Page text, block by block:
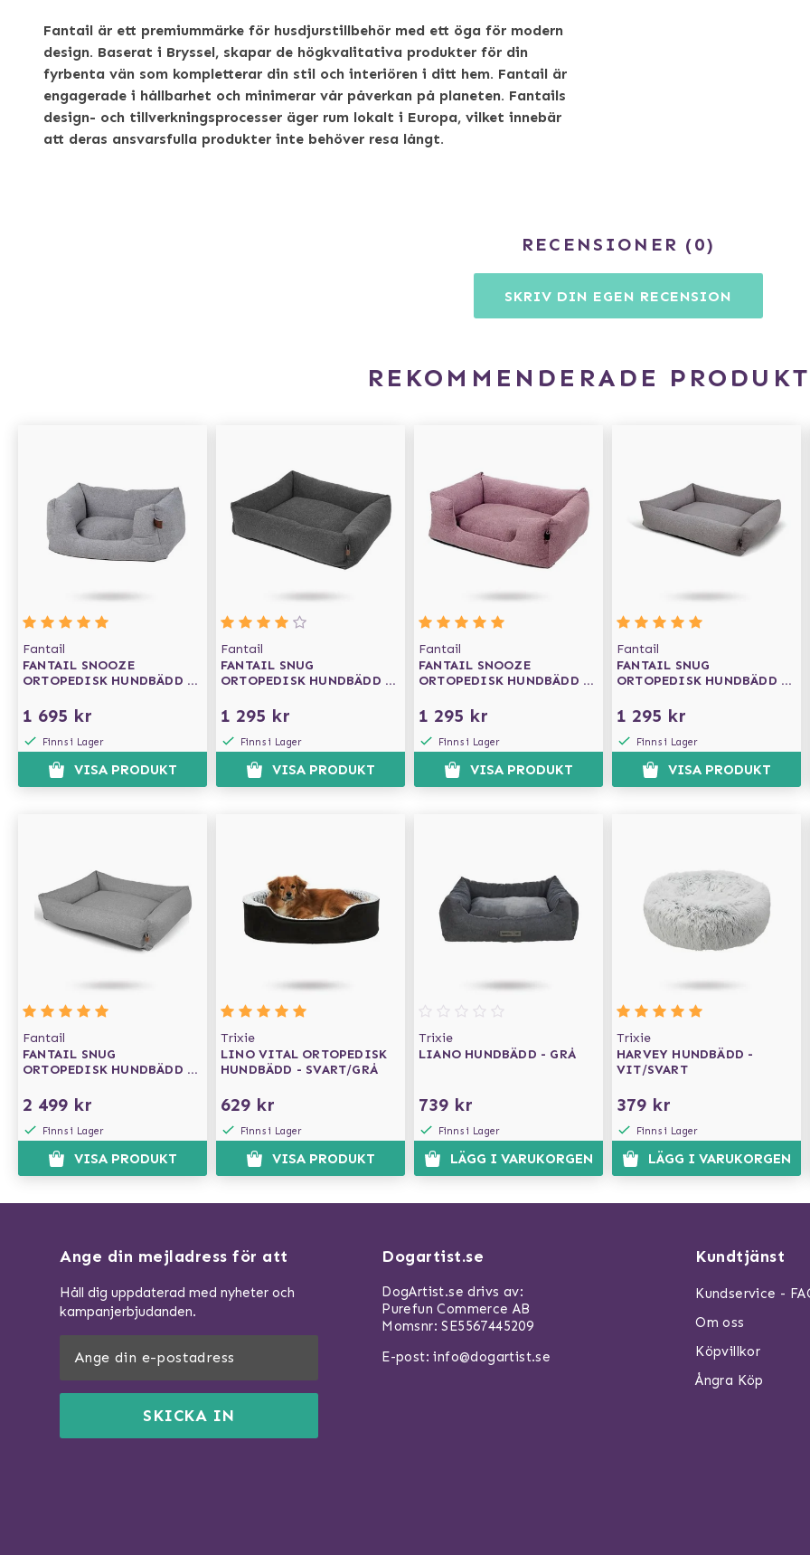
Fantail är ett premiummärke för husdjurstillbehör med ett öga för modern
design. Baserat i Bryssel, skapar de högkvalitativa produkter för din
fyrbenta vän som kompletterar din stil och interiören i ditt hem. Fantail är
engagerade i hållbarhet och minimerar vår påverkan på planeten. Fantails
design- och tillverkningsprocesser äger rum lokalt i Europa, vilket innebär
att deras ansvarsfulla produkter inte behöver resa långt.
RECENSIONER 0
SKRIV DIN EGEN RECENSION
REKOMMENDERADE
Fantail
FANTAIL SNOOZE
ORTOPEDISK HUNDBÄDD -
1 695 kr
Finns i Lager
VISA PRODUKT
Fantail
FANTAIL SNUG
ORTOPEDISK HUNDBÄDD -
1 295 kr
Finns i Lager
VISA PRODUKT
Fantail
FANTAIL SNOOZE
ORTOPEDISK HUNDBÄDD -
1 295 kr
Finns i Lager
VISA PRODUKT
Fantail
FANTAIL SNUG
ORTOPEDISK HUNDBÄDD -
1 295 kr
Finns i Lager
VISA PRODUKT
Fantail
FANTAIL SNUG
ORTOPEDISK HUNDBÄDD -
2 499 kr
Finns i Lager
VISA PRODUKT
Trixie
LINO VITAL ORTOPEDISK
HUNDBÄDD - SVART/GRÅ
629 kr
Finns i Lager
VISA PRODUKT
Trixie
LIANO HUNDBÄDD - GRÅ
739 kr
Finns i Lager
LÄGG I VARUKORGEN
Trixie
HARVEY HUNDBÄDD -
VIT/SVART
379 kr
Finns i Lager
LÄGG I VARUKORGEN
Ange din mejladress för att
Håll dig uppdaterad med nyheter och
kampanjerbjudanden.
SKICKA IN
Dogartist.se
DogArtist.se drivs av:
Purefun Commerce AB
Momsnr: SE5567445209
E-post:info@dogartist.se
Kundtjänst
Kundservice -
Om oss
Köpvillkor
Ångra Köp